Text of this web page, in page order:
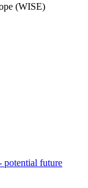
(WISE)
potential future